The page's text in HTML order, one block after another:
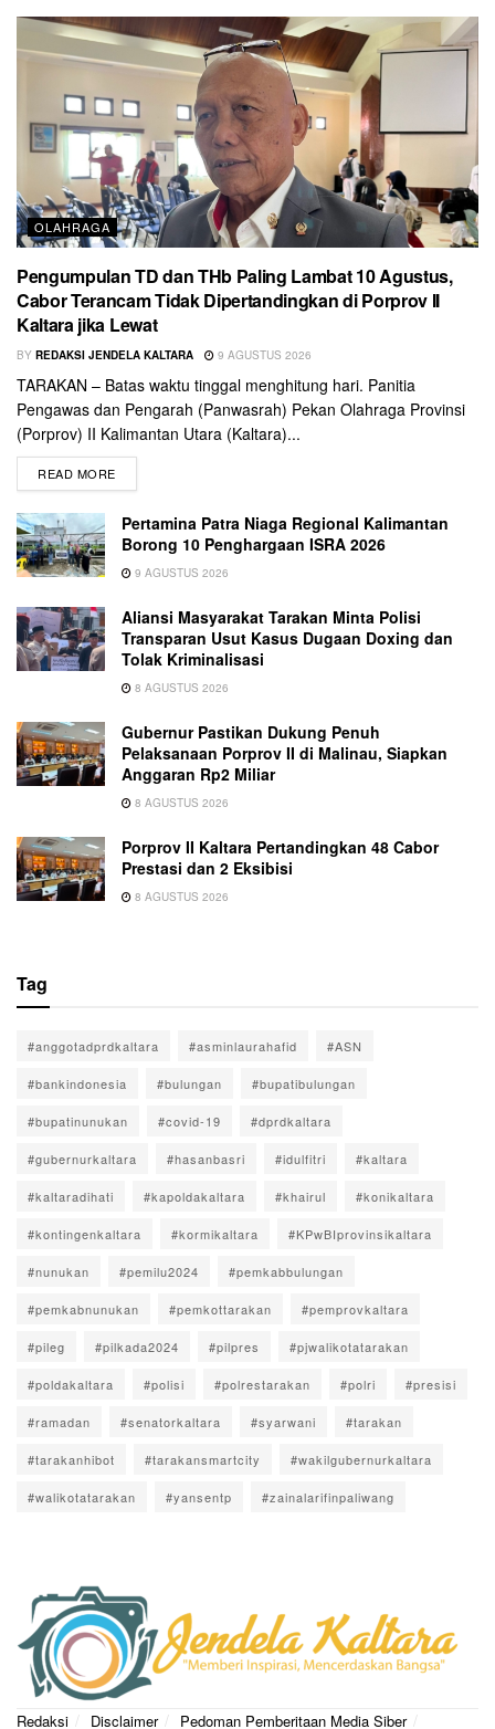
OLAHRAGA
Pengumpulan TD dan THb Paling Lambat 10 Agustus,
Cabor Terancam Tidak Dipertandingkan di Porprov II
Kaltara jika Lewat
BY REDAKSI JENDELA KALTARA 9 AGUSTUS 2026
TARAKAN – Batas waktu tinggal menghitung hari. Panitia
Pengawas dan Pengarah (Panwasrah) Pekan Olahraga Provinsi
(Porprov) II Kalimantan Utara (Kaltara)...
READ MORE
Pertamina Patra Niaga Regional Kalimantan
Borong 10 Penghargaan ISRA 2026
9 AGUSTUS 2026
Aliansi Masyarakat Tarakan Minta Polisi
Transparan Usut Kasus Dugaan Doxing dan
Tolak Kriminalisasi
8 AGUSTUS 2026
Gubernur Pastikan Dukung Penuh
Pelaksanaan Porprov II di Malinau, Siapkan
Anggaran Rp2 Miliar
8 AGUSTUS 2026
Porprov II Kaltara Pertandingkan 48 Cabor
Prestasi dan 2 Eksibisi
8 AGUSTUS 2026
Tag
#anggotadprdkaltara #asminlaurahafid #ASN
#bankindonesia #bulungan #bupatibulungan
#bupatinunukan #covid-19 #dprdkaltara
#gubernurkaltara #hasanbasri #idulfitri #kaltara
#kaltaradihati #kapoldakaltara #khairul #konikaltara
#kontingenkaltara #kormikaltara #KPwBIprovinsikaltara
#nunukan #pemilu2024 #pemkabbulungan
#pemkabnunukan #pemkottarakan #pemprovkaltara
#pileg #pilkada2024 #pilpres #pjwalikotatarakan
#poldakaltara #polisi #polrestarakan #polri #presisi
#ramadan #senatorkaltara #syarwani #tarakan
#tarakanhibot #tarakansmartcity #wakilgubernurkaltara
#walikotatarakan #yansentp #zainalarifinpaliwang
Redaksi Disclaimer Pedoman Pemberitaan Media Siber